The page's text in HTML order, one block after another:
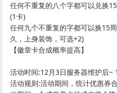
任何不重复的八个字都可以兑换
(1卡)
任何九个不重复的字都可以换15
久，上身装饰，可选+2)
【徽章卡合成概率提高】
活动时间:12月3日服务器维护后~
活动规则:活动期间，统计优惠券